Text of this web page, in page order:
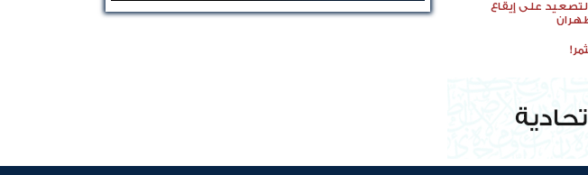
على إيقاع